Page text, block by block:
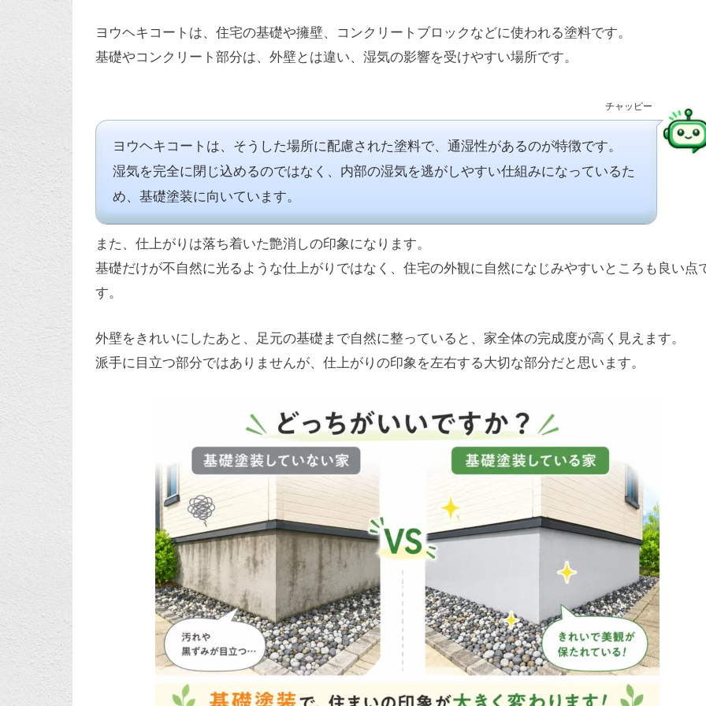
ヨウヘキコートは、住宅の基礎や擁壁、コンクリートブロックなどに使われる塗料です。
基礎やコンクリート部分は、外壁とは違い、湿気の影響を受けやすい場所です。
チャッピー
ヨウヘキコートは、そうした場所に配慮された塗料で、通湿性があるのが特徴です。
湿気を完全に閉じ込めるのではなく、内部の湿気を逃がしやすい仕組みになっているた
め、基礎塗装に向いています。
また、仕上がりは落ち着いた艶消しの印象になります。
基礎だけが不自然に光るような仕上がりではなく、住宅の外観に自然になじみやすいところも良い点
す。
外壁をきれいにしたあと、足元の基礎まで自然に整っていると、家全体の完成度が高く見えます。
派手に目立つ部分ではありませんが、仕上がりの印象を左右する大切な部分だと思います。